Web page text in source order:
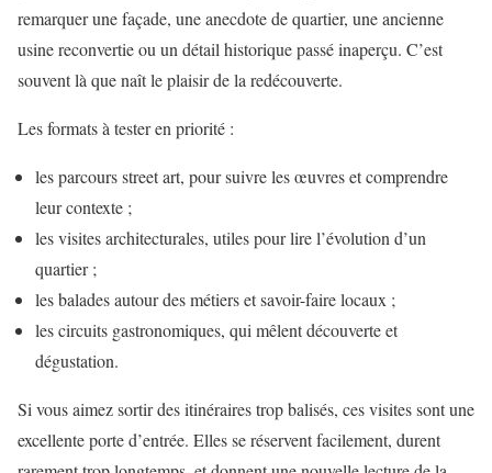
remarquer une façade, une anecdote de quartier, une ancienne
usine reconvertie ou un détail historique passé inaperçu. C’est
souvent là que naît le plaisir de la redécouverte.
Les formats à tester en priorité :
les parcours street art, pour suivre les œuvres et comprendre
leur contexte ;
les visites architecturales, utiles pour lire l’évolution d’un
quartier ;
les balades autour des métiers et savoir-faire locaux ;
les circuits gastronomiques, qui mêlent découverte et
dégustation.
Si vous aimez sortir des itinéraires trop balisés, ces visites sont une
excellente porte d’entrée. Elles se réservent facilement, durent